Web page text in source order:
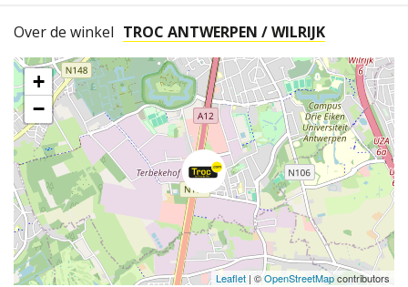
Over de winkel TROC ANTWERPEN / WILRIJK
+
−
Leaflet | ©OpenStreetMapcontributors